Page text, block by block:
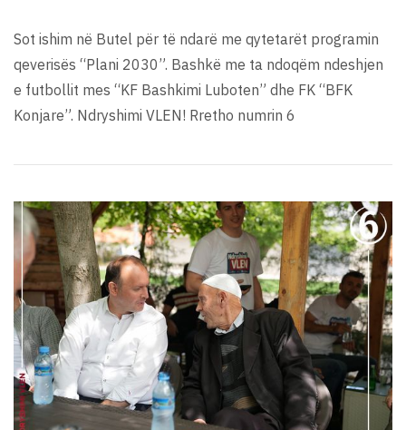
Sot ishim në Butel për të ndarë me qytetarët programin
qeverisës “Plani 2030”. Bashkë me ta ndoqëm ndeshjen
e futbollit mes “KF Bashkimi Luboten” dhe FK “BFK
Konjare”. Ndryshimi VLEN! Rretho numrin 6